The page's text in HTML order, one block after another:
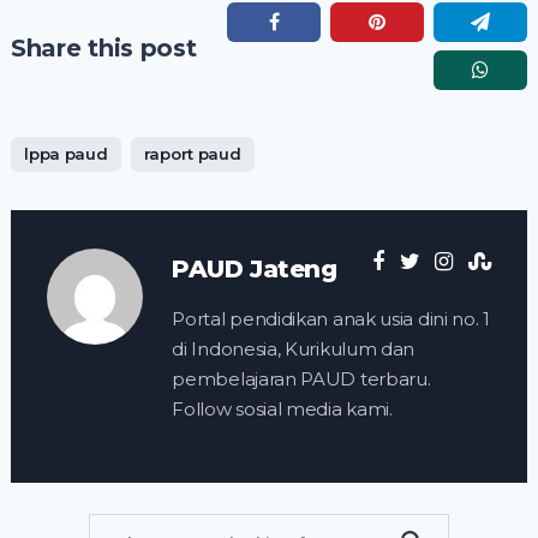
Share this post
lppa paud raport paud
PAUD Jateng
Portal pendidikan anak usia dini no. 1
di Indonesia, Kurikulum dan
pembelajaran PAUD terbaru.
Follow sosial media kami.